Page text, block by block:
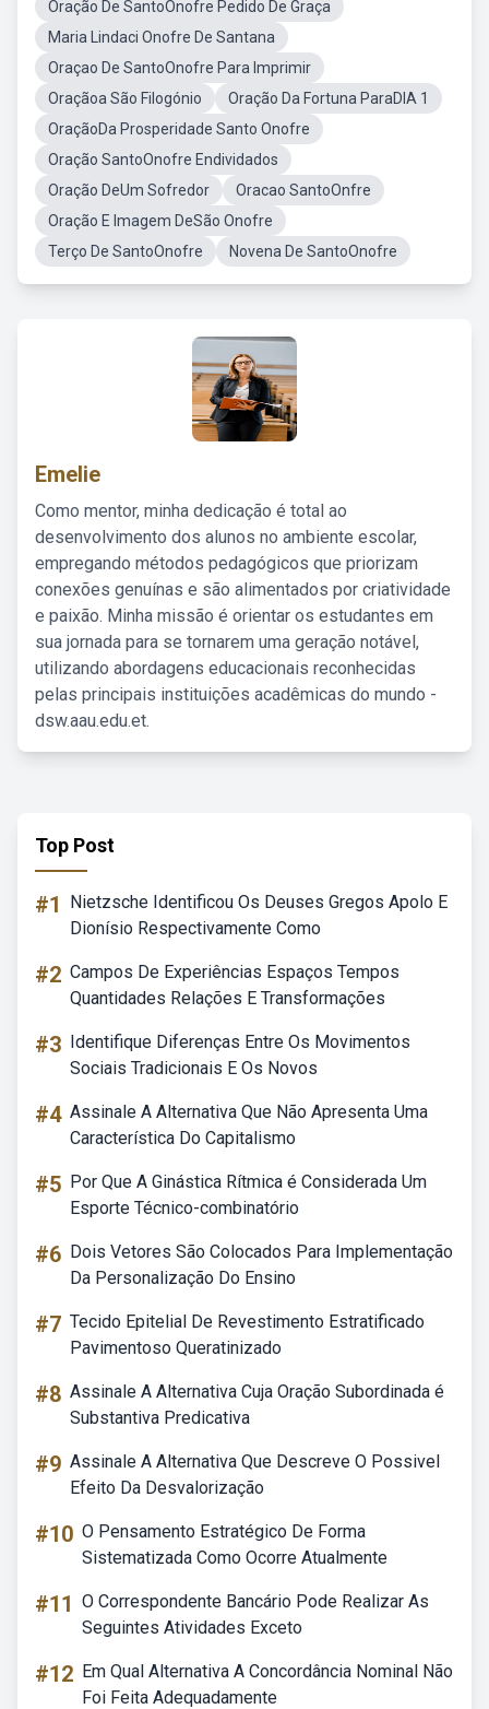
Oração De SantoOnofre Pedido De Graça
Maria Lindaci Onofre De Santana
Oraçao De SantoOnofre Para Imprimir
Oraçãoa São Filogónio
Oração Da Fortuna ParaDIA 1
OraçãoDa Prosperidade Santo Onofre
Oração SantoOnofre Endividados
Oração DeUm Sofredor
Oracao SantoOnfre
Oração E Imagem DeSão Onofre
Terço De SantoOnofre
Novena De SantoOnofre
Emelie
Como mentor, minha dedicação é total ao
desenvolvimento dos alunos no ambiente escolar,
empregando métodos pedagógicos que priorizam
conexões genuínas e são alimentados por criatividade
e paixão. Minha missão é orientar os estudantes em
sua jornada para se tornarem uma geração notável,
utilizando abordagens educacionais reconhecidas
pelas principais instituições acadêmicas do mundo -
dsw.aau.edu.et.
Top Post
#1
Nietzsche Identificou Os Deuses Gregos Apolo E
Dionísio Respectivamente Como
#2 Campos De Experiências Espaços Tempos
Quantidades Relações E Transformações
#3 Identifique Diferenças Entre Os Movimentos
Sociais Tradicionais E Os Novos
#4 Assinale A Alternativa Que Não Apresenta Uma
Característica Do Capitalismo
#5 Por Que A Ginástica Rítmica é Considerada Um
Esporte Técnico-combinatório
#6 Dois Vetores São Colocados Para Implementação
Da Personalização Do Ensino
#7 Tecido Epitelial De Revestimento Estratificado
Pavimentoso Queratinizado
#8 Assinale A Alternativa Cuja Oração Subordinada é
Substantiva Predicativa
#9 Assinale A Alternativa Que Descreve O Possivel
Efeito Da Desvalorização
#10 O Pensamento Estratégico De Forma
Sistematizada Como Ocorre Atualmente
#11 O Correspondente Bancário Pode Realizar As
Seguintes Atividades Exceto
#12 Em Qual Alternativa A Concordância Nominal Não
Foi Feita Adequadamente